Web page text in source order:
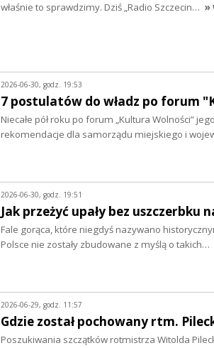
właśnie to sprawdzimy. Dziś „Radio Szczecin… »
2026-06-30, godz. 19:53
7 postulatów do władz po forum
Niecałe pół roku po forum „Kultura Wolności”
rekomendacje dla samorządu miejskiego i
2026-06-30, godz. 19:51
Jak przeżyć upały bez uszczerbku
Fale gorąca, które niegdyś nazywano
Polsce nie zostały zbudowane z myślą o takich…
2026-06-29, godz. 11:57
Gdzie został pochowany rtm.
Poszukiwania szczątków rotmistrza Witolda